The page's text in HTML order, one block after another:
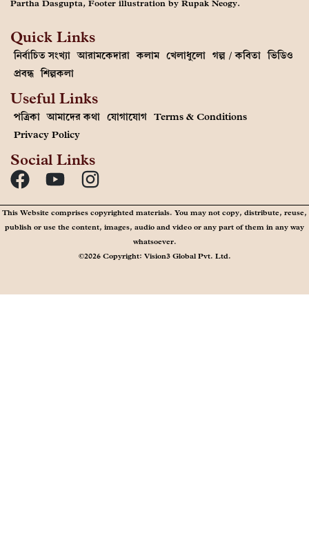
Partha Dasgupta, Footer illustration by Rupak Neogy.
Quick Links
নির্বাচিত সংখ্যা আরামকেদারা কলাম খেলাধুলো গল্প / কবিতা ভিডিও
প্রবন্ধ শিল্পকলা
Useful Links
পত্রিকা আমাদের কথা যোগাযোগ Terms & Conditions
Privacy Policy
Social Links
This Website comprises copyrighted materials. You may not copy, distribute, reuse,
publish or use the content, images, audio and video or any part of them in any way
whatsoever.
©2026 Copyright: Vision3 Global Pvt. Ltd.